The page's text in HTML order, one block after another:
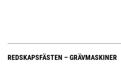
REDSKAPSFÄSTEN – GRÄVMASKINER